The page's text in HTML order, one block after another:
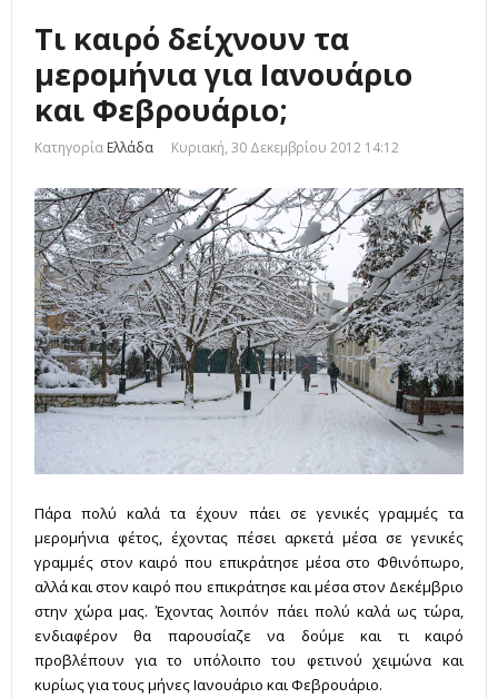
Τι καιρό δείχνουν τα
μερομήνια για Ιανουάριο
και Φεβρουάριο;
Κατηγορία Ελλάδα Κυριακή, 30 Δεκεμβρίου 2012 14:12
Πάρα πολύ καλά τα έχουν πάει σε γενικές γραμμές τα
μερομήνια φέτος, έχοντας πέσει αρκετά μέσα σε γενικές
γραμμές στον καιρό που επικράτησε μέσα στο Φθινόπωρο,
αλλά και στον καιρό που επικράτησε και μέσα στον Δεκέμβριο
στην χώρα μας. Έχοντας λοιπόν πάει πολύ καλά ως τώρα,
ενδιαφέρον θα παρουσίαζε να δούμε και τι καιρό
προβλέπουν για το υπόλοιπο του φετινού χειμώνα και
κυρίως για τους μήνες Ιανουάριο και Φεβρουάριο.